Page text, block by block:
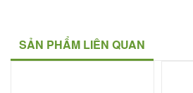
SẢN PHẨM LIÊN QUAN